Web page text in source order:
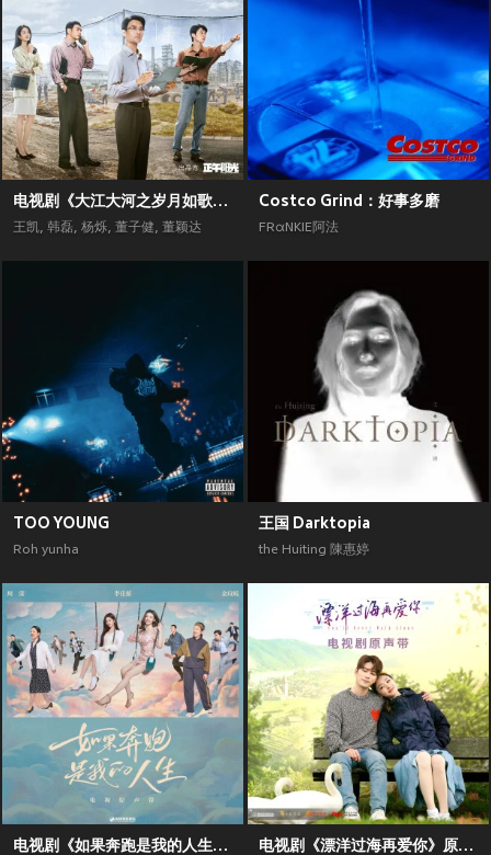
电视剧《大江大河之岁月如歌》原声带
王凯, 韩磊, 杨烁, 董子健, 董颖达
Costco Grind：好事多磨
FRαNKIE阿法
TOO YOUNG
Roh yunha
王国 Darktopia
the Huiting 陳惠婷
电视剧《如果奔跑是我的人生》原声带 电视剧《漂洋过海再爱你》原声带